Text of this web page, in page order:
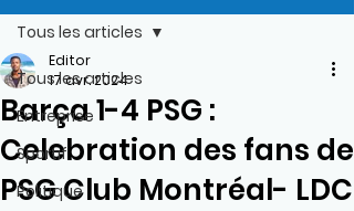
Tous les articles
Entreprise
Sportif
Politique
Tous les articles
Barça 1-4 PSG :
Celebration des fans de
PSG Club Montréal- LDC
Editor
17 avr. 2024